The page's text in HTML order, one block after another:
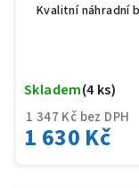
Kvalitní náhradní
1 347 Kč bez DPH
1 630 Kč
Skladem(4 ks)